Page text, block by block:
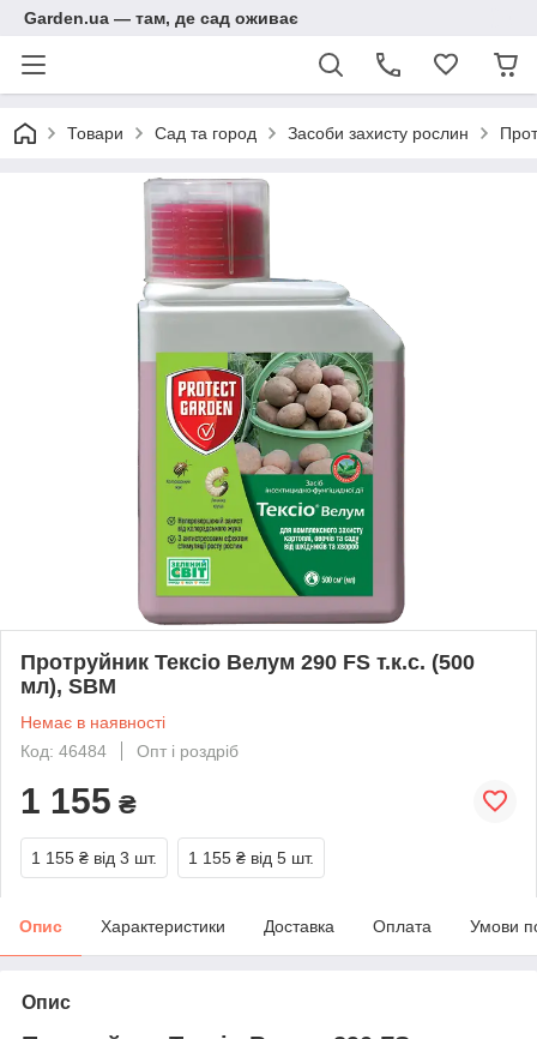
Garden.ua — там, де сад оживає
Товари Сад та город Засоби захисту рослин
Протруйник Тексіо Велум 290 FS т.к.с. (500
мл), SBM
Немає в наявності
Код: 46484
Опт і роздріб
1 155 ₴
1 155 ₴ від 3 шт. 1 155 ₴ від 5 шт.
Опис Характеристики Доставка Оплата Умови
Опис